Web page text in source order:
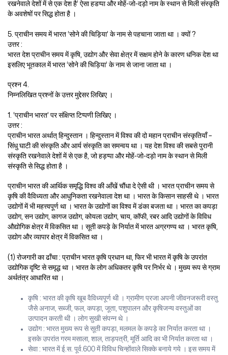
रखनेवाले देशों में से एक देश है’ ऐसा हडप्पा और मोहें-जो-दड़ो नाम के स्थान से मिली संस्कृति
के अवशेषों पर सिद्ध होता है ।
5. प्राचीन समय में भारत ‘सोने की चिड़िया’ के नाम से पहचाना जाता था । क्यों ?
उत्तर :
भारत देश प्राचीन समय में कृषि, उद्योग और सेवा क्षेत्र में सक्षम होने के कारण धनिक देश था
इसलिए भूतकाल में भारत ‘सोने की चिड़िया’ के नाम से जाना जाता था ।
प्रश्न 4.
निम्नलिखित प्रश्नों के उत्तर मुद्देसर लिखिए ।
1. ‘प्राचीन भारत’ पर संक्षिप्त टिप्पणी लिखिए ।
उत्तर :
प्राचीन भारत अर्थात् हिन्दुस्तान । हिन्दुस्तान में विश्व की दो महान प्राचीन संस्कृतियाँ –
सिंधु घाटी की संस्कृति और आर्य संस्कृति का समन्वय था । यह देश विश्व की सबसे पुरानी
संस्कृति रखनेवाले देशों में से एक है, जो हड़प्पा और मोहें-जो-दड़ो नाम के स्थान से मिली
संस्कृति से सिद्ध होता है ।
प्राचीन भारत की आर्थिक समृद्धि विश्व की आँखें चौंधा दे ऐसी थी । भारत प्राचीन समय से
कृषि की वैविध्यता और आधुनिकता रखनेवाला देश था । भारत के किसान साहसी थे । भारत
उद्योगों में भी महत्त्वपूर्ण था । भारत के उद्योगों का विश्व में डंका बजता था । भारत का कपड़ा
उद्योग, सन उद्योग, कागज उद्योग, कोयला उद्योग, चाय, कॉफी, रबर आदि उद्योगों के विविध
औद्योगिक क्षेत्र में विकसित था । सूती कपड़े के निर्यात में भारत अग्रगण्य था । भारत कृषि,
उद्योग और व्यापार क्षेत्र में विकसित था ।
(1) रोजगारी का ढाँचा : प्राचीन भारत कृषि प्रधान था, फिर भी भारत में कृषि के उपरांत
उद्योगिक दृष्टि से समृद्ध था । भारत के लोग अधिकतर कृषि पर निर्भर थे । मुख्य रूप से ग्राम
अर्थतंत्र आधारित था ।
कृषि : भारत की कृषि खूब वैविध्यपूर्ण थी । ग्रामीण प्रजा अपनी जीवनजरूरी वस्तु
जैसे अनाज, सब्जी, फल, कपड़ा, जूता, पशुपालन और कृषिजन्य वस्तुओं का
उत्पादन करती थी । लोग सुखी संपन्न थे ।
उद्योग : भारत मुख्य रूप से सूती कपड़ा, मलमल के कपड़े का निर्यात करता था ।
इसके उपरांत गरम मसाला, शाल, ताड़पत्री, मूर्ति आदि का भी निर्यात करता था ।
सेवा : भारत में ई.स. पूर्व.600 में विविध चिन्होंवाले सिक्के बनाये गये । इस समय में